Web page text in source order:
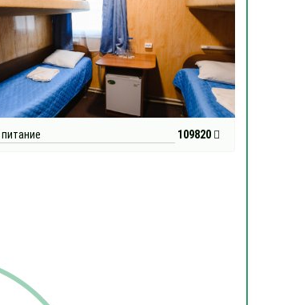
109820